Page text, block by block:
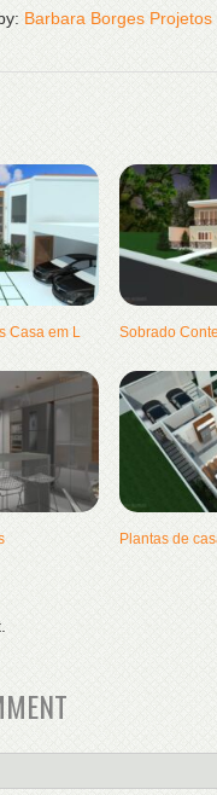
Barbara Borges Projetos
Casa em L Sobrado
Plantas de